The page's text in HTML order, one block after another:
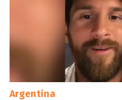
Argentina